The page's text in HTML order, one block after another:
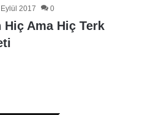
2017 0
Ama Hiç Terk